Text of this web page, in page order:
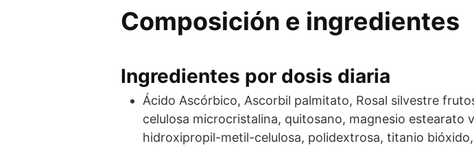
Composición e ingredientes
Ingredientes por dosis diaria
Ácido Ascórbico, Ascorbil palmitato, Rosal silvestre
celulosa microcristalina, quitosano, magnesio
hidroxipropil-metil-celulosa, polidextrosa, titanio